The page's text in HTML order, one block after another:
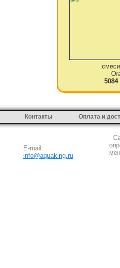
5084
Контакты Оплата и
E-mail:
info@aquaking.ru